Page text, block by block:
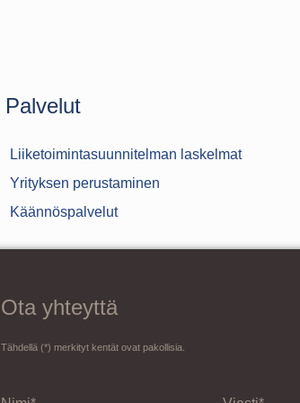
Palvelut
Liiketoimintasuunnitelman laskelmat
Yrityksen perustaminen
Käännöspalvelut
Ota yhteyttä
Tähdellä (*) merkityt kentät ovat pakollisia.